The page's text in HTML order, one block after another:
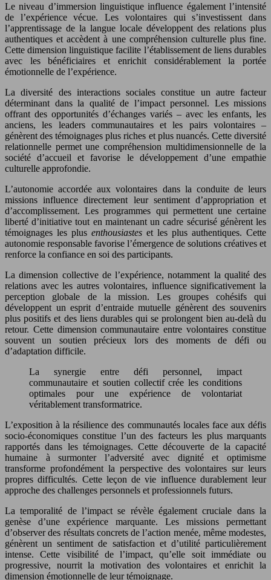
Le niveau d’immersion linguistique influence également l’intensité
de l’expérience vécue. Les volontaires qui s’investissent dans
l’apprentissage de la langue locale développent des relations plus
authentiques et accèdent à une compréhension culturelle plus fine.
Cette dimension linguistique facilite l’établissement de liens durables
avec les bénéficiaires et enrichit considérablement la portée
émotionnelle de l’expérience.
La diversité des interactions sociales constitue un autre facteur
déterminant dans la qualité de l’impact personnel. Les missions
offrant des opportunités d’échanges variés – avec les enfants, les
anciens, les leaders communautaires et les pairs volontaires –
génèrent des témoignages plus riches et plus nuancés. Cette diversité
relationnelle permet une compréhension multidimensionnelle de la
société d’accueil et favorise le développement d’une empathie
culturelle approfondie.
L’autonomie accordée aux volontaires dans la conduite de leurs
missions influence directement leur sentiment d’appropriation et
d’accomplissement. Les programmes qui permettent une certaine
liberté d’initiative tout en maintenant un cadre sécurisé génèrent les
témoignages les plus enthousiastes et les plus authentiques. Cette
autonomie responsable favorise l’émergence de solutions créatives et
renforce la confiance en soi des participants.
La dimension collective de l’expérience, notamment la qualité des
relations avec les autres volontaires, influence significativement la
perception globale de la mission. Les groupes cohésifs qui
développent un esprit d’entraide mutuelle génèrent des souvenirs
plus positifs et des liens durables qui se prolongent bien au-delà du
retour. Cette dimension communautaire entre volontaires constitue
souvent un soutien précieux lors des moments de défi ou
d’adaptation difficile.
La synergie entre défi personnel, impact
communautaire et soutien collectif crée les conditions
optimales pour une expérience de volontariat
véritablement transformatrice.
L’exposition à la résilience des communautés locales face aux défis
socio-économiques constitue l’un des facteurs les plus marquants
rapportés dans les témoignages. Cette découverte de la capacité
humaine à surmonter l’adversité avec dignité et optimisme
transforme profondément la perspective des volontaires sur leurs
propres difficultés. Cette leçon de vie influence durablement leur
approche des challenges personnels et professionnels futurs.
La temporalité de l’impact se révèle également cruciale dans la
genèse d’une expérience marquante. Les missions permettant
d’observer des résultats concrets de l’action menée, même modestes,
génèrent un sentiment de satisfaction et d’utilité particulièrement
intense. Cette visibilité de l’impact, qu’elle soit immédiate ou
progressive, nourrit la motivation des volontaires et enrichit la
dimension émotionnelle de leur témoignage.